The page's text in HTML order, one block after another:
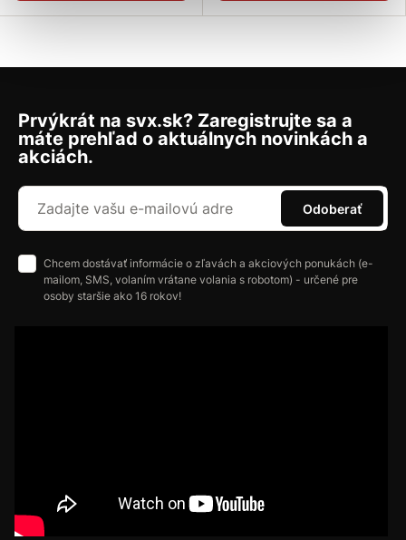
Prvýkrát na svx.sk? Zaregistrujte sa a
máte prehľad o aktuálnych novinkách a
akciách.
Odoberať
Chcem dostávať informácie o zľavách a akciových ponukách (e-
mailom, SMS, volaním vrátane volania s robotom) - určené pre
osoby staršie ako 16 rokov!